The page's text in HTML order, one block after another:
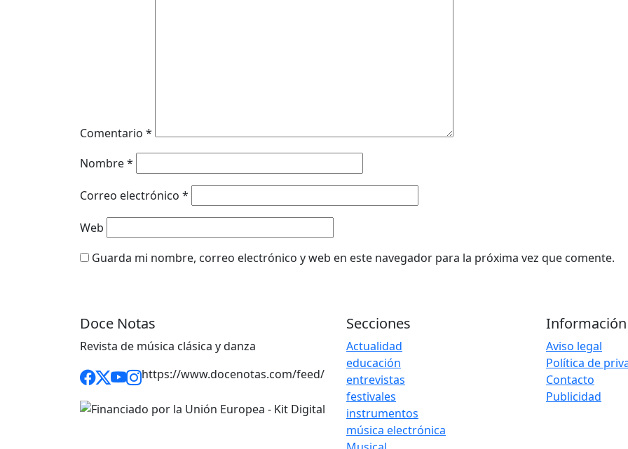
Comentario *
Nombre*
Correo electrónico *
Web
Guarda mi nombre, correo electrónico y web en este navegador para la próxima vez que comente.
Doce Notas
Revista de música clásica y danza
https://www.docenotas.com/feed/
Secciones
Actualidad
educación
entrevistas
festivales
instrumentos
música electrónica
Información
Aviso legal
Política de
Contacto
Publicidad